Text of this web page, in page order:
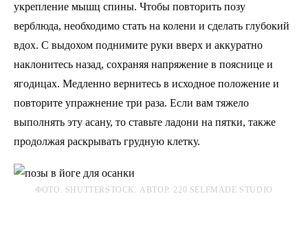
укрепление мышц спины. Чтобы повторить позу
верблюда, необходимо стать на колени и сделать глубокий
вдох. С выдохом поднимите руки вверх и аккуратно
наклонитесь назад, сохраняя напряжение в пояснице и
ягодицах. Медленно вернитесь в исходное положение и
повторите упражнение три раза. Если вам тяжело
выполнять эту асану, то ставьте ладони на пятки, также
продолжая раскрывать грудную клетку.
ФОТО. SHUTTERSTOCK. АВТОР. 220 SELFMADE STUDIO